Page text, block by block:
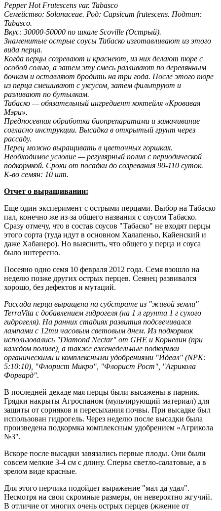
Pepper Hot Frutescens var. Tabasco
Семейство: Solanaceae. Род: Capsicum frutescens. Подтип:
Tabasco.
Вкус: 30000-50000 по шкале Scoville (Острый).
Знаменитые острые соусы Табаско изготавливают из этого
вида перца.
Когда перцы созревают и краснеют, из них делают пюре с
особой солью, а затем эту смесь разливают по деревянным
бочкам и оставляют бродить на три года. После этого пюре
из перца смешивают с уксусом, затем фильтруют и
разливают по бутылкам.
Табаско — обязательный ингредиент коктейля «Кровавая
Мэри».
Предпосевная обработка биопрепаратами и замачивание
согласно инструкции. Высадка в открытый грунт через
рассаду.
Перец можно выращивать в цветочных горшках.
Необходимое условие — регулярный полив с периодической
подкормкой. Сроки от посадки до созревания 90-110 суток.
К-во семян: 10 шт.
Отчет о выращивании:
Еще один эксперимент с острыми перцами. Выбор на Табаско
пал, конечно же из-за общего названия с соусом Табаско.
Сразу отмечу, что в состав соусов "Табаско" не входят перцы
этого сорта (туда идут в основном Халапеньо, Кайенский и
даже Хабанеро). Но выяснить, что общего у перца и соуса
было интересно.
Посеяно одно семя 10 февраля 2012 года. Семя взошло на
неделю позже других острых перцев. Сеянец развивался
хорошо, без дефектов и мутаций.
Рассада перца выращена на субстрате из "живой земли"
TerraVita с добавлением гидрогеля (на 1 л грунта 1 г сухого
гидрогеля). На ранних стадиях развития подсвечивался
лампами с 12ти часовым световым днем. Из подкормок
использовались "Diamond Nectar" от GHE и Корневин (при
каждом поливе), а также еженедельные подкормки
органическими и комплексными удобрениями "Идеал" (NPK:
5:10:10), "Флорист Микро", "Флорист Рост", "Агрикола
Форвард".
В последней декаде мая перцы были высажены в парник.
Грядки накрыты Агроспаном (мульчирующий материал) для
защиты от сорняков и пересыхания почвы. При высадке был
использован гидрогель. Через неделю после высадки была
произведена подкормка комплексным удобрением «Агрикола
№3″.
Вскоре после высадки завязались первые плоды. Они были
совсем мелкие 3-4 см с длину. Сперва светло-салатовые, а в
зрелом виде красные.
Для этого перчика подойдет выражение "мал да удал".
Несмотря на свои скромные размеры, он невероятно жгучий.
В отличие от многих очень острых перцев (жжение от